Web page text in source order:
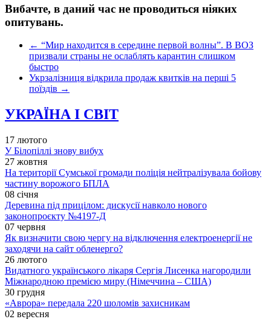
Вибачте, в даний час не проводиться ніяких
опитувань.
← “Мир находится в середине первой волны”. В ВОЗ
призвали страны не ослаблять карантин слишком
быстро
Укрзалізниця відкрила продаж квитків на перші 5
поїздів →
УКРАЇНА І СВІТ
17 лютого
У Білопіллі знову вибух
27 жовтня
На території Сумської громади поліція нейтралізувала бойову
частину ворожого БПЛА
08 січня
Деревина під прицілом: дискусії навколо нового
законопроєкту №4197-Д
07 червня
Як визначити свою чергу на відключення електроенергії не
заходячи на сайт обленерго?
26 лютого
Видатного українського лікаря Сергія Лисенка нагородили
Міжнародною премією миру (Німеччина – США)
30 грудня
«Аврора» передала 220 шоломів захисникам
02 вересня